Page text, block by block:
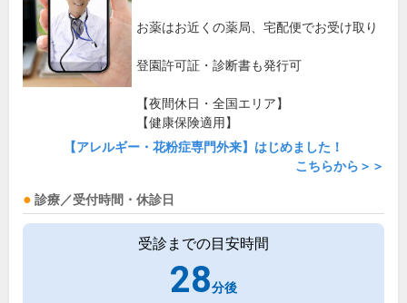
お薬はお近くの薬局、宅配便でお受け取り
登園許可証・診断書も発行可
【夜間休日・全国エリア】
【健康保険適用】
【アレルギー・花粉症専門外来】はじめました！
こちらから＞＞
診療／受付時間・休診日
受診までの目安時間
28分後